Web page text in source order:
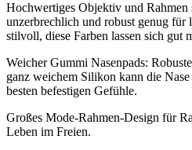
Hochwertiges Objektiv und
unzerbrechlich und robust genug für
stilvoll, diese Farben lassen sich gut
Weicher Gummi Nasenpads:
ganz weichem Silikon kann die
besten befestigen Gefühle.
Großes Mode-Rahmen-Design für
Leben im Freien.